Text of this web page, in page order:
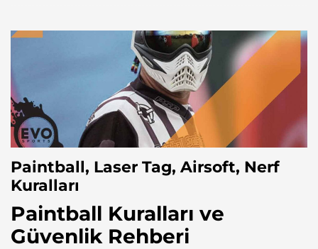
Paintball, Laser Tag, Airsoft, Nerf
Kuralları
Paintball Kuralları ve
Güvenlik Rehberi